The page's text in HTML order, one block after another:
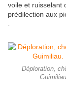
voile et ruisselant
prédilection aux
Déploration,